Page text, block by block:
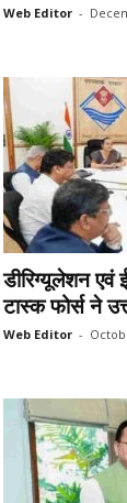
Web Editor -
डीरिग्यूलेशन
टास्क फोर्स ने
Web Editor -